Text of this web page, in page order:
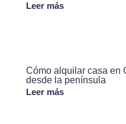
Leer más
Cómo alquilar casa en
desde la península
Leer más